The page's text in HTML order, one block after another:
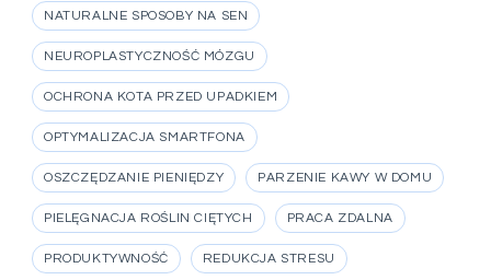
NATURALNE SPOSOBY NA SEN
NEUROPLASTYCZNOŚĆ MÓZGU
OCHRONA KOTA PRZED UPADKIEM
OPTYMALIZACJA SMARTFONA
OSZCZĘDZANIE PIENIĘDZY PARZENIE KAWY W DOMU
PIELĘGNACJA ROŚLIN CIĘTYCH PRACA ZDALNA
PRODUKTYWNOŚĆ REDUKCJA STRESU